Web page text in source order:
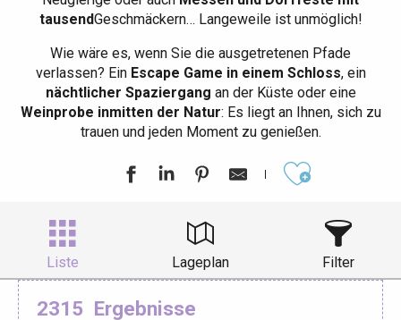
tausendGeschmäckern… Langeweile ist unmöglich!
Wie wäre es, wenn Sie die ausgetretenen Pfade
verlassen? EinEscape Game in einem Schloss, ein
nächtlicher Spaziergang an der Küste oder eine
Weinprobe inmitten der Natur: Es liegt an Ihnen, sich zu
trauen und jeden Moment zu genießen.
Liste Lageplan Filter
2315 Ergebnisse